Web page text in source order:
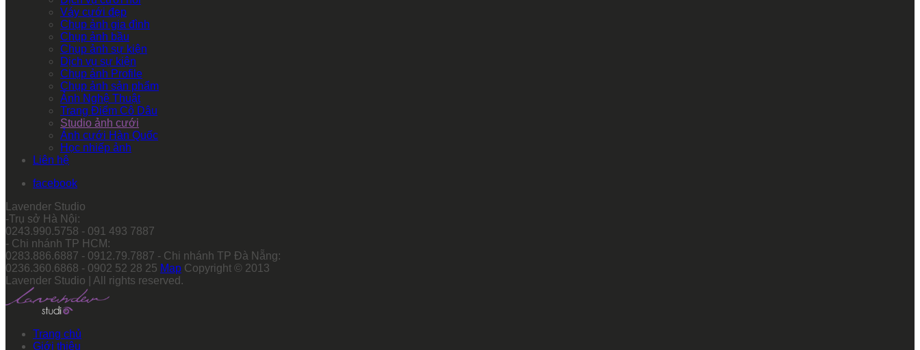
Váy cưới đẹp
Chụp ảnh gia đình
Chụp ảnh bầu
Chụp ảnh sự kiện
Dịch vụ sự kiện
Chụp ảnh Profile
Chụp ảnh sản phẩm
Ảnh Nghệ Thuật
Trang Điểm Cô Dâu
Studio ảnh cưới
Ảnh cưới Hàn Quốc
Học nhiếp ảnh
Liên hệ
facebook
Lavender Studio
-Trụ sở Hà Nội:
0243.990.5758 - 091 493 7887
- Chi nhánh TP HCM:
0283.886.6887 - 0912.79.7887 - Chi nhánh TP Đà Nẵng:
0236.360.6868 - 0902 52 28 25 Map Copyright © 2013
Lavender Studio | All rights reserved.
Trang chủ
Giới thiệu